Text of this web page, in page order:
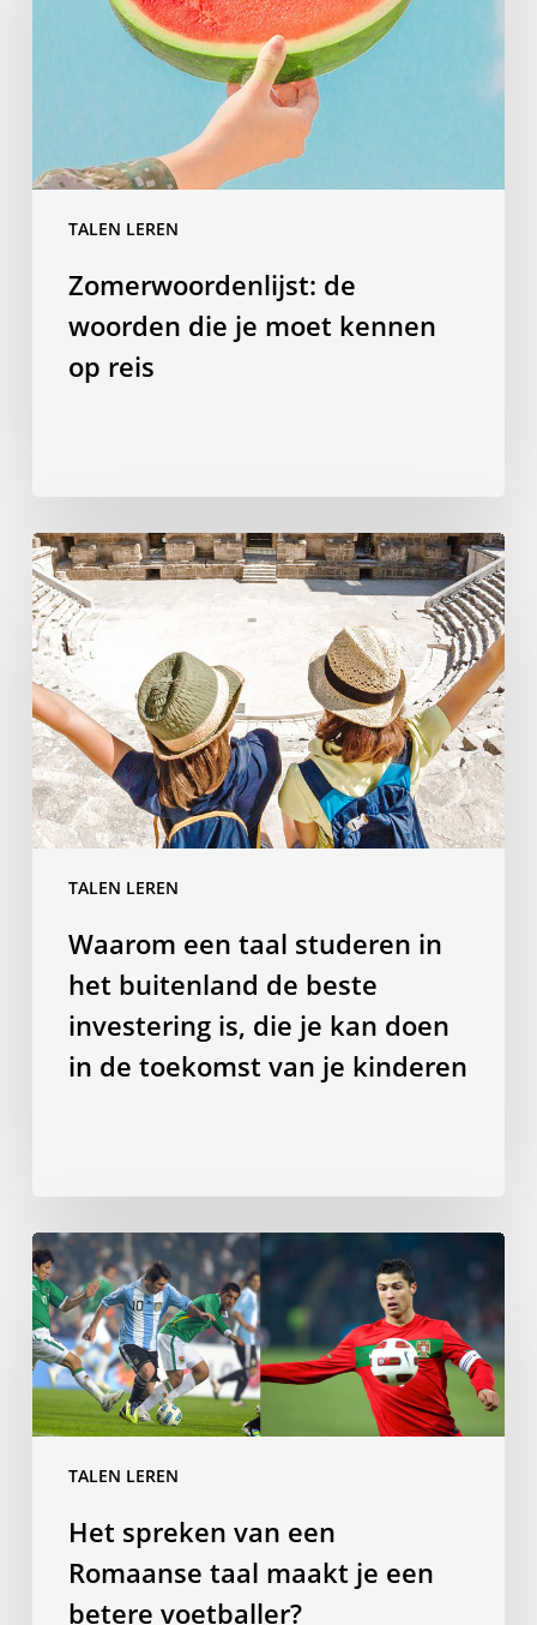
TALEN LEREN
Zomerwoordenlijst: de
woorden die je moet kennen
op reis
TALEN LEREN
Waarom
een
taal
studeren
in
het
buitenland
de
beste
investering
toekomst
Waarom een taal studeren in
het buitenland de beste
investering is, die je kan doen
in de toekomst van je kinderen
TALEN LEREN
Het
spreken
van
een
Romaanse
taal
maakt
betereHet spreken van een
Romaanse taal maakt je een
betere voetballer?